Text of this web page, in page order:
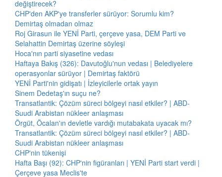
değiştirecek?
CHP'den AKP'ye transferler sürüyor: Sorumlu kim?
Demirtaş olmadan olmaz
Roj Girasun ile YENİ Parti, çerçeve yasa, DEM Parti ve
Selahattin Demirtaş üzerine söyleşi
Hoca'nın parti siyasetine vedası
Haftaya Bakış (326): Davutoğlu'nun vedası | Belediyelere
operasyonlar sürüyor | Demirtaş faktörü
YENİ Parti'nin gidişatı | İzleyicilerle ortak yayın
Sinem Dedetaş'ın suçu ne?
Transatlantik: Çözüm süreci bölgeyi nasıl etkiler? | ABD-
Suudi Arabistan nükleer anlaşması
Örgüt, Öcalan'ın devletle vardığı mutabakata uyacak mı?
Transatlantik: Çözüm süreci bölgeyi nasıl etkiler? | ABD-
Suudi Arabistan nükleer anlaşması
CHP'nin tükenişi
Hafta Başı (92): CHP'nin figüranları | YENİ Parti start verdi |
Çerçeve yasa Meclis'te